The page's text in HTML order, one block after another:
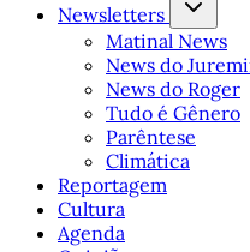
Newsletters
Matinal News
News do
News do Roger
Tudo é Gênero
Parêntese
Climática
Reportagem
Cultura
Agenda